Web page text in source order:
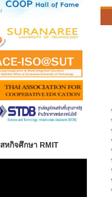
สหกิจศึกษา RMIT